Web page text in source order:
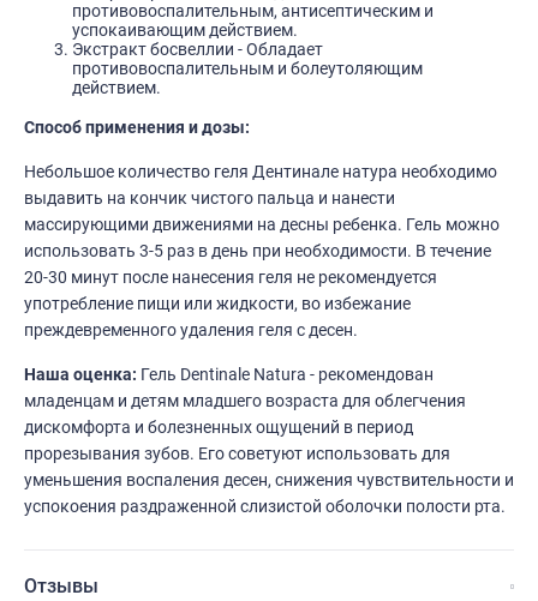
противовоспалительным, антисептическим и
успокаивающим действием.
Экстракт босвеллии - Обладает
противовоспалительным и болеутоляющим
действием.
Способ применения и дозы:
Небольшое количество геля Дентинале натура необходимо
выдавить на кончик чистого пальца и нанести
массирующими движениями на десны ребенка. Гель можно
использовать 3-5 раз в день при необходимости. В течение
20-30 минут после нанесения геля не рекомендуется
употребление пищи или жидкости, во избежание
преждевременного удаления геля с десен.
Наша оценка: Гель Dentinale Natura - рекомендован
младенцам и детям младшего возраста для облегчения
дискомфорта и болезненных ощущений в период
прорезывания зубов. Его советуют использовать для
уменьшения воспаления десен, снижения чувствительности и
успокоения раздраженной слизистой оболочки полости рта.
Отзывы